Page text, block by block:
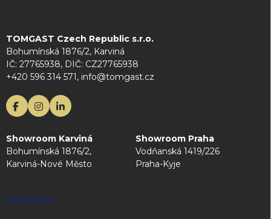
TOMGAST Czech Republic s.r.o.
Bohumínská 1876/2, Karviná
IČ: 27765938, DIČ: CZ27765938
+420 596 314 571, info@tomgast.cz
Showroom Karviná
Bohumínská 1876/2,
Karviná-Nové Město
Showroom Praha
Vodňanská 1419/226
Praha-Kyje
KONTAKT